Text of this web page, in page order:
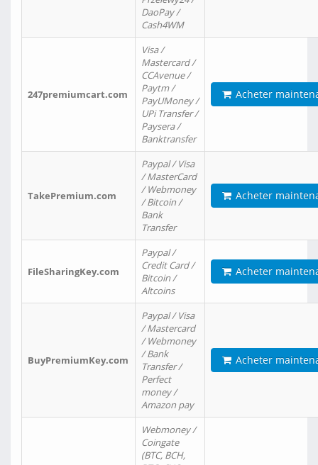
DaoPay /
Cash4WM
247premiumcart.com
Visa /
Mastercard /
CCAvenue /
Paytm /
PayUMoney /
UPi Transfer /
Paysera /
Banktransfer
Acheter
TakePremium.com
Paypal / Visa
/ MasterCard
/ Webmoney
/ Bitcoin /
Bank
Transfer
Acheter
FileSharingKey.com
Paypal /
Credit Card /
Bitcoin /
Altcoins
Acheter
BuyPremiumKey.com
Paypal / Visa
/ Mastercard
/ Webmoney
/ Bank
Transfer /
Perfect
money /
Amazon pay
Acheter
Webmoney /
Coingate
(BTC, BCH,